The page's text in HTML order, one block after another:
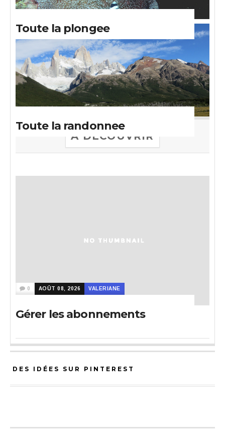
Toute la plongee
Toute la randonnee
A DECOUVRIR
0 AOÛT 08, 2026 VALERIANE
Gérer les abonnements
DES IDÉES SUR PINTEREST